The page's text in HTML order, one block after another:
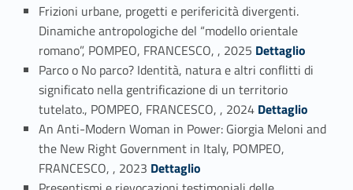
Frizioni urbane, progetti e perifericità divergenti.
Dinamiche antropologiche del “modello orientale
romano”, POMPEO, FRANCESCO, , 2025 Link identifier #identifier_person_61647-1Dettaglio
Parco o No parco? Identità, natura e altri conflitti di
significato nella gentrificazione di un territorio
tutelato., POMPEO, FRANCESCO, , 2024 Link identifier #identifier_person_75217-2Dettaglio
An Anti-Modern Woman in Power: Giorgia Meloni and
the New Right Government in Italy, POMPEO,
FRANCESCO, , 2023 Link identifier #identifier_person_27491-3Dettaglio